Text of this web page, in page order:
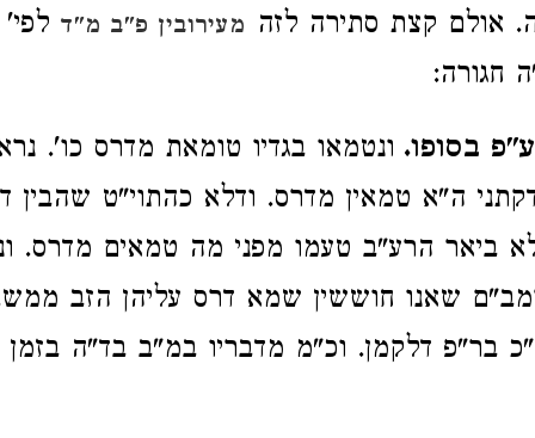
אולם קצת סתירה לזה מעירובין פ"ב מ"ד
חגורה:
בסופו. ונטמאו בגדיו טומאת מדרס כו'.
ה"א טמאין מדרס. ודלא כהתוי"ט שהבין
ביאר הרע"ב טעמו מפני מה טמאים מדרס.
שאנו חוששין שמא דרס עליהן הזב
בר"פ דלקמן. וכ"מ מדבריו במ"ב בד"ה